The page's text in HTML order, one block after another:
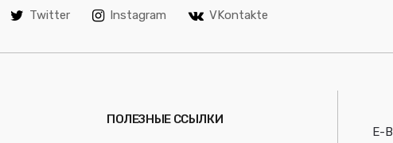
Twitter Instagram VKontakte
ПОЛЕЗНЫЕ ССЫЛКИ
E-